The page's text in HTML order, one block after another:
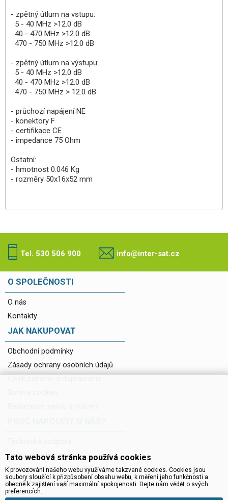
- zpětný útlum na vstupu:
5 - 40 MHz >12.0 dB
40 - 470 MHz >12.0 dB
470 - 750 MHz >12.0 dB
- zpětný útlum na výstupu:
5 - 40 MHz >12.0 dB
40 - 470 MHz >12.0 dB
470 - 750 MHz > 12.0 dB
- průchozí napájení NE
- konektory F
- certifikace CE
- impedance 75 Ohm
Ostatní:
- hmotnost 0.046 Kg
- rozměry 50x16x52 mm
Tel. 530 506 900 info@inter-sat.cz
O SPOLEČNOSTI
O nás
Kontakty
JAK NAKUPOVAT
Obchodní podmínky
Zásady ochrany osobních údajů
Servis a reklamace
Novinky do mailu
Ke stažení
Tato webová stránka používá cookies
K provozování našeho webu využíváme takzvané cookies. Cookies jsou
soubory sloužící k přizpůsobení obsahu webu, k měření jeho funkčnosti a
obecně k zajištění vaší maximální spokojenosti. Dejte nám vědět o svých
preferencích.